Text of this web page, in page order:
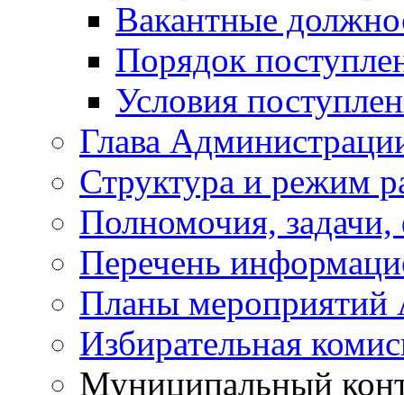
Вакантные
Порядок
Условия
Глава
Структура и режим
Полномочия,
Перечень
Планы мероприятий
Избирательная
Муниципальный